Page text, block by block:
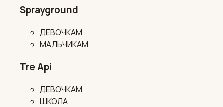
Sprayground
ДЕВОЧКАМ
МАЛЬЧИКАМ
Tre Api
ДЕВОЧКАМ
ШКОЛА